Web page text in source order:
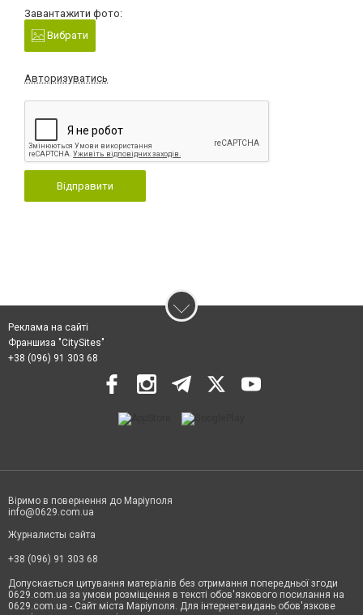
Завантажити фото:
Вибрати
Авторизуватись
Відправити
Реклама на сайті
Франшиза "CitySites"
+38 (096) 91 303 68
Віримо в повернення до Маріуполя
info@0629.com.ua
Журналисты сайта
+38 (096) 91 303 68
Допускається цитування матеріалів без отримання попередньої згоди
0629.com.ua за умови розміщення в тексті обов'язкового посилання на
0629.com.ua - Сайт міста Маріуполя. Для інтернет-видань обов'язкове